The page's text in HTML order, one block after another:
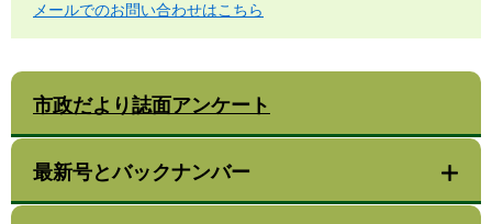
メールでのお問い合わせはこちら
市政だより誌面アンケート
最新号とバックナンバー